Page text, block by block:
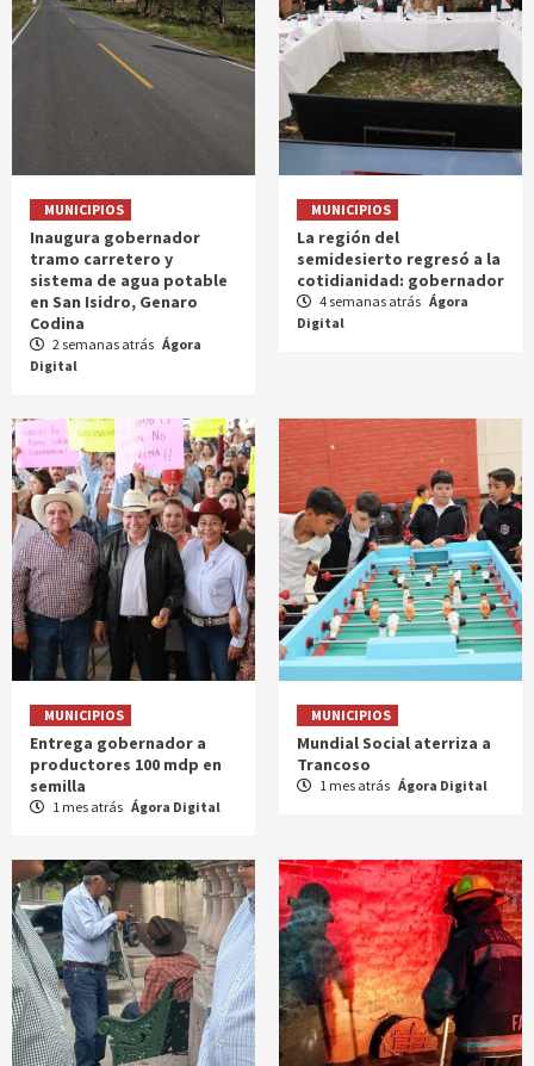
MUNICIPIOS
Inaugura gobernador
tramo carretero y
sistema de agua potable
en San Isidro, Genaro
Codina
2 semanas atrás Ágora
Digital
MUNICIPIOS
La región del
semidesierto regresó a la
cotidianidad: gobernador
4 semanas atrás Ágora
Digital
MUNICIPIOS
Entrega gobernador a
productores 100 mdp en
semilla
1 mes atrás Ágora Digital
MUNICIPIOS
Mundial Social aterriza a
Trancoso
1 mes atrás Ágora Digital